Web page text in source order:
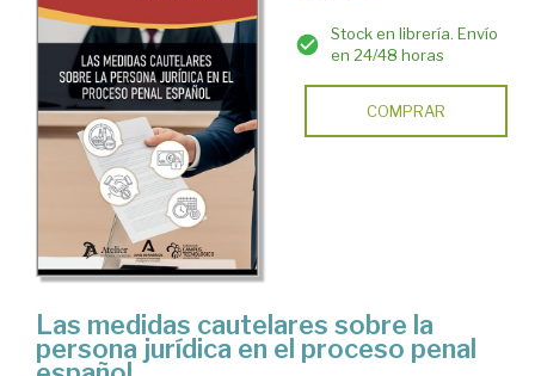
Stock en librería. Envío
en 24/48 horas
COMPRAR
Las medidas cautelares sobre la
persona jurídica en el proceso penal